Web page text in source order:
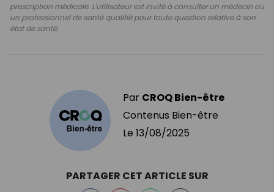
prescription médicale. L'utilisateur est invité à consulter un médecin ou
un professionnel de santé qualifié pour toute question relative à son
état de santé.
Par CROQ Bien-être
Contenus Bien-être
Le 13/08/2025
PARTAGER CET ARTICLE SUR